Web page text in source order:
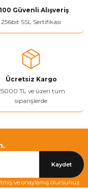
Güvenli Alışveriş
256bit SSL Sertifikası
Ücretsiz Kargo
TL ve üzeri tüm
siparişlerde
Kaydet
ve onaylamış olursunuz.